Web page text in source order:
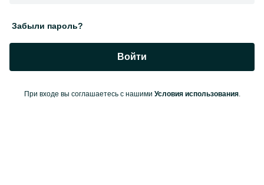
Забыли пароль?
Войти
При входе вы соглашаетесь с нашими Условия использования.